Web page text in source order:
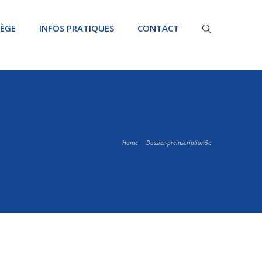
INFOS PRATIQUES CONTACT
Home Dossier-preinscription5e